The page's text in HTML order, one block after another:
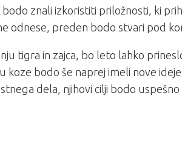
znali izkoristiti priložnosti, ki
odnese, preden bodo stvari pod
tigra in zajca, bo leto lahko
koze bodo še naprej imeli nove
dela, njihovi cilji bodo uspešno